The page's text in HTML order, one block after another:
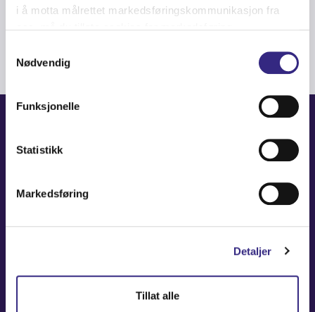
i å motta målrettet markedsføringskommunikasjon fra
Nødvendig
Funksjonelle
Statistikk
Markedsføring
Detaljer
Tillat alle
Carrier
Contact